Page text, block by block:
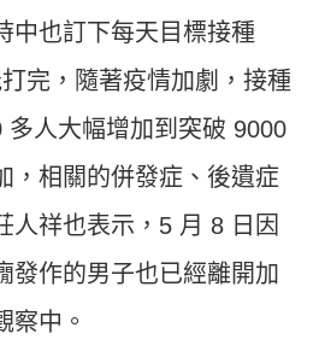
中也訂下每天目標接種
完，隨著疫情加劇，接種
多人大幅增加到突破 9000
，相關的併發症、後遺症
人祥也表示，5 月 8 日因
發作的男子也已經離開加
察中。